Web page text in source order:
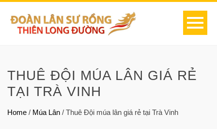
THUÊ ĐỘI MÚA LÂN GIÁ RẺ
TẠI TRÀ VINH
Home / Múa Lân / Thuê Đội múa lân giá rẻ tại Trà Vinh